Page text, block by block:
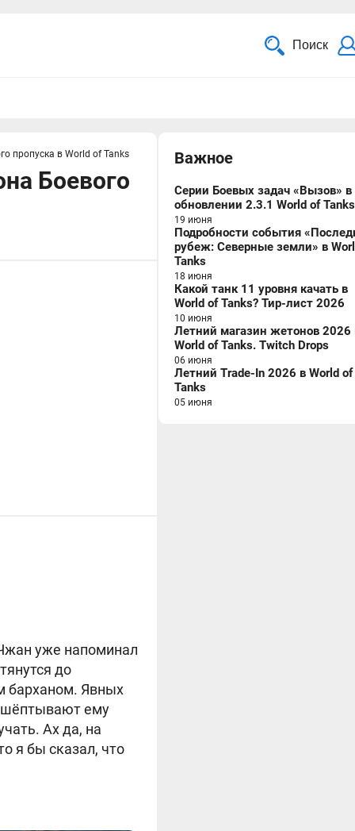
Поиск
пропуска в World of Tanks
Боевого
уже напоминал
до
барханом. Явных
ему
Ах да, на
я бы сказал, что
Важное
Серии Боевых задач «Вызов» в
обновлении 2.3.1 World of Tanks
19 июня
Подробности события
рубеж: Северные земли» в
Tanks
18 июня
Какой танк 11 уровня качать в
World of Tanks? Тир-лист 2026
10 июня
Летний магазин жетонов 2026
World of Tanks. Twitch Drops
06 июня
Летний Trade-In 2026 в World of
Tanks
05 июня